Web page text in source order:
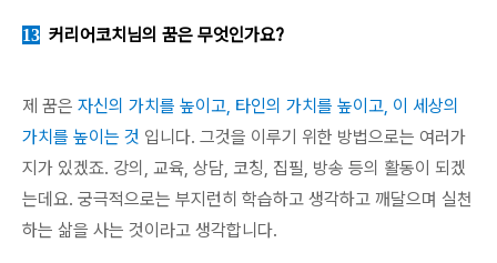
13 커리어코치님의 꿈은 무엇인가요?
제 꿈은 자신의 가치를 높이고, 타인의 가치를 높이고, 이 세상의
가치를 높이는 것 입니다. 그것을 이루기 위한 방법으로는 여러가
지가 있겠죠. 강의, 교육, 상담, 코칭, 집필, 방송 등의 활동이 되겠
는데요. 궁극적으로는 부지런히 학습하고 생각하고 깨달으며 실천
하는 삶을 사는 것이라고 생각합니다.